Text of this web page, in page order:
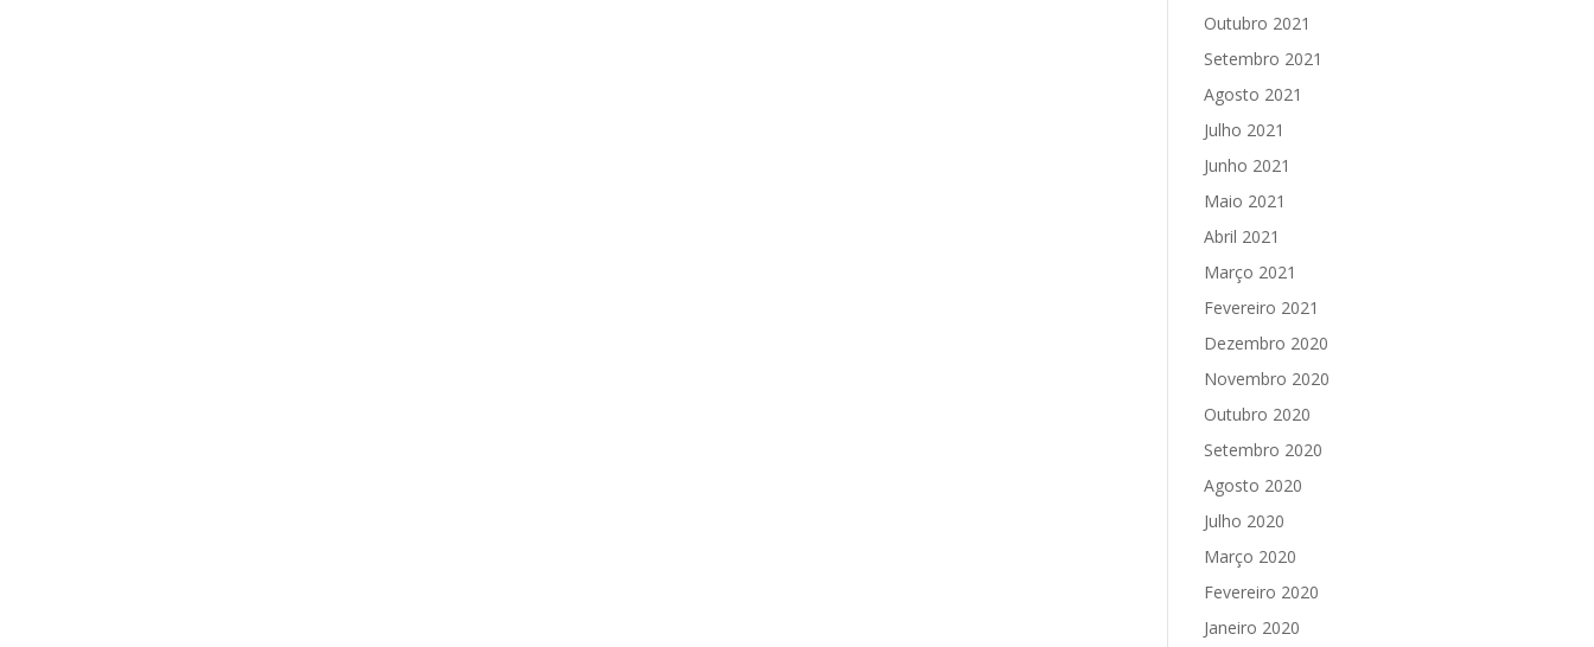
Outubro 2021
Setembro 2021
Agosto 2021
Julho 2021
Junho 2021
Maio 2021
Abril 2021
Março 2021
Fevereiro 2021
Dezembro 2020
Novembro 2020
Outubro 2020
Setembro 2020
Agosto 2020
Julho 2020
Março 2020
Fevereiro 2020
Janeiro 2020